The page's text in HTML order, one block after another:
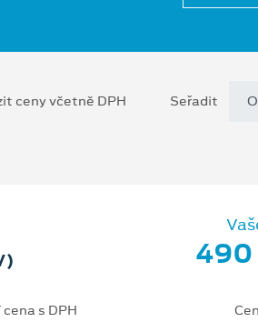
ceny včetně DPH Seřadit
490
s DPH